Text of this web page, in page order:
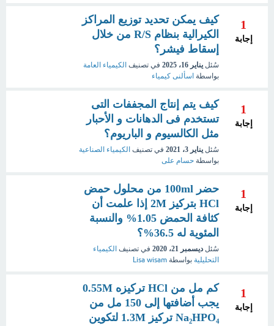
1
إجابة
كيف يمكن تحديد توزيع المراكز
الكيرالية بنظام R/S من خلال
إسقاط فيشر؟
سُئل يناير 16، 2025 في تصنيف الكيمياء العامة
بواسطة اسألنى كيمياء
1
إجابة
كيف يتم إنتاج المجففات التى
تستخدم فى الدهانات و الأحبار
مثل الكالسيوم و الباريوم؟
سُئل يناير 3، 2021 في تصنيف الكيمياء الصناعية
بواسطة حسام على
1
إجابة
حضر 100ml من محلول حمض
HCl بتركيز 2M إذا علمت أن
كثافة الحمض 1.05% والنسبة
المئوية له 36.5%؟
سُئل ديسمبر 21، 2020 في تصنيف الكيمياء
التحليلية بواسطة Lisa wisam
1
إجابة
كم مل من HCl تركيزه 0.55M
يجب أضافتها إلى 150 مل من
Na₂HPO₄ تركيز 1.3M لتكوين